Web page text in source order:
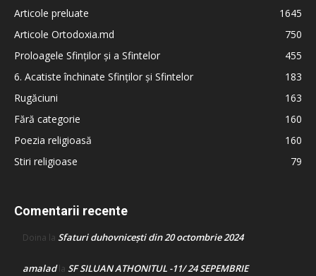
Articole preluate
1645
Articole Ortodoxia.md
750
Proloagele Sfinților și a Sfintelor
455
6. Acatiste închinate Sfinților și Sfintelor
183
Rugăciuni
163
Fără categorie
160
Poezia religioasă
160
Stiri religioase
79
Comentarii recente
Doina la Sfaturi duhovnicești din 20 octombrie 2024
amaladla SF SILUAN ATHONITUL -11/ 24 SEPEMBRIE